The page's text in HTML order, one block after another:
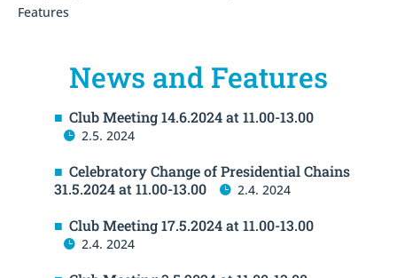
Features
News and Features
Club Meeting 14.6.2024 at 11.00-13.00
2.5. 2024
Celebratory Change of Presidential Chains
31.5.2024 at 11.00-13.00
2.4. 2024
Club Meeting 17.5.2024 at 11.00-13.00
2.4. 2024